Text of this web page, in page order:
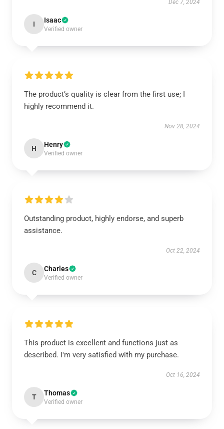
Dec 7, 2024
I Isaac
Verified owner
The product’s quality is clear from the first use; I
highly recommend it.
Nov 28, 2024
H Henry
Verified owner
Outstanding product, highly endorse, and superb
assistance.
Oct 22, 2024
C Charles
Verified owner
This product is excellent and functions just as
described. I'm very satisfied with my purchase.
Oct 16, 2024
T Thomas
Verified owner